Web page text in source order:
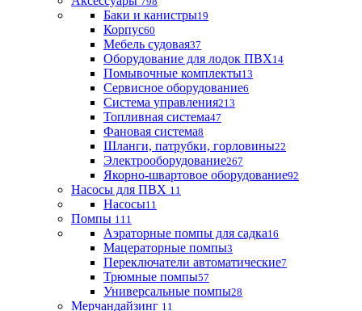
Баки и канистры19
Корпус60
Мебель судовая37
Оборудование для лодок ПВХ14
Помывочные комплекты13
Сервисное оборудование6
Система управления213
Топливная система47
Фановая система8
Шланги, патрубки, горловины22
Электрооборудование267
Якорно-швартовое оборудование92
Насосы для ПВХ 11
Насосы11
Помпы 111
Аэраторные помпы для садка16
Мацераторные помпы3
Переключатели автоматические7
Трюмные помпы57
Универсальные помпы28
Мерчандайзинг 11